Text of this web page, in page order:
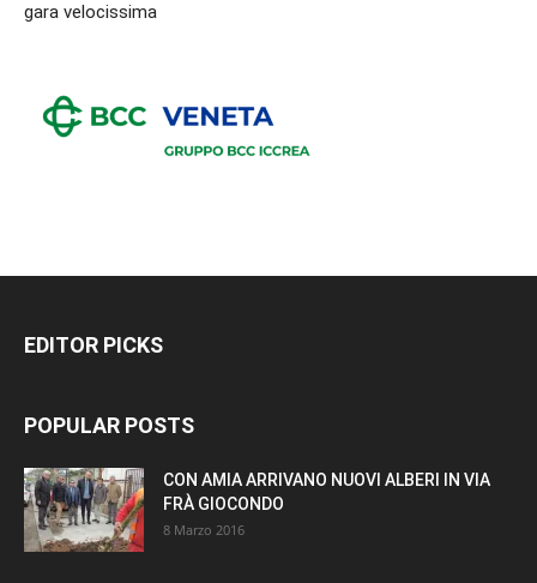
gara velocissima
EDITOR PICKS
POPULAR POSTS
CON AMIA ARRIVANO NUOVI ALBERI IN VIA
FRÀ GIOCONDO
8 Marzo 2016